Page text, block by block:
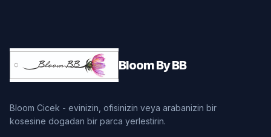
Bloom By BB
Bloom Cicek - evinizin, ofisinizin veya arabanizin bir
kosesine dogadan bir parca yerlestirin.